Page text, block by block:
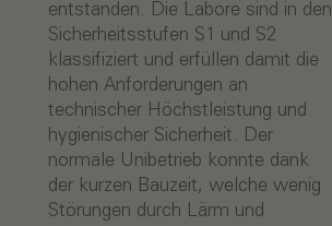
entstanden. Die Labore sind in den
Sicherheitsstufen S1 und S2
klassifiziert und erfüllen damit die
hohen Anforderungen an
technischer Höchstleistung und
hygienischer Sicherheit. Der
normale Unibetrieb konnte dank
der kurzen Bauzeit, welche wenig
Störungen durch Lärm und
Wasserspeicher und kann
40%-90% des Jahresniederschlags
zurückhalten. Ergänzend sichern
eine Photovoltaikanlage,
Wärmepumpentechnik und die
Anbindung an das Fernwärmenetz
eine energieeffiziente Versorgung.
Fahrradstellplätze sowie
Ladeinfrastruktur für E-Bikes und